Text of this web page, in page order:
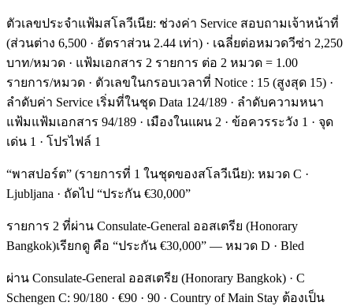
ตัวเลขประจำแฟ้มสโลวีเนีย: ช่วงค่า Service สอบถามเจ้าหน้าที่
(ส่วนต่าง 6,500 · อัตราส่วน 2.44 เท่า) · เฉลี่ยต่อหมวดวีซ่า 2,250
บาท/หมวด · แฟ้มเอกสาร 2 รายการ ต่อ 2 หมวด = 1.00
รายการ/หมวด · ตัวเลขในกรอบเวลาที่ Notice : 15 (สูงสุด 15) ·
ลำดับค่า Service เริ่มที่ในชุด Data 124/189 · ลำดับความหนา
แฟ้มแฟ้มเอกสาร 94/189 · เมืองในแผน 2 · ข้อควรระวัง 1 · จุด
เด่น 1 · โปรไฟล์ 1
“พาสปอร์ต” (รายการที่ 1 ในชุดของสโลวีเนีย): หมวด C ·
Ljubljana · ถัดไป “ประกัน €30,000”
รายการ 2 ที่ผ่าน Consulate-General ออสเตรีย (Honorary
Bangkok)เรียกดู คือ “ประกัน €30,000” — หมวด D · Bled
ผ่าน Consulate-General ออสเตรีย (Honorary Bangkok) · C
Schengen C: 90/180 · €90 · 90 · Country of Main Stay ต้องเป็น